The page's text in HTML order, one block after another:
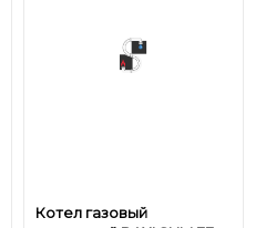
Котел газовый